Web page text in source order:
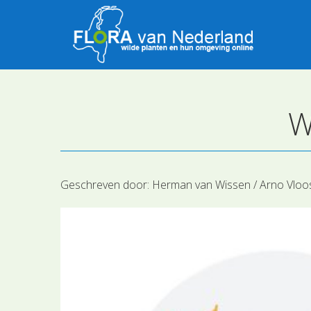
Geschreven door: Herman van Wissen / Arno